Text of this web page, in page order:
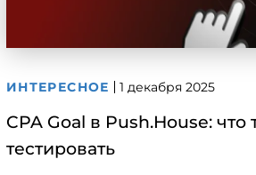
ИНТЕРЕСНОЕ 1 декабря 2025
CPA Goal в Push.House: что
тестировать